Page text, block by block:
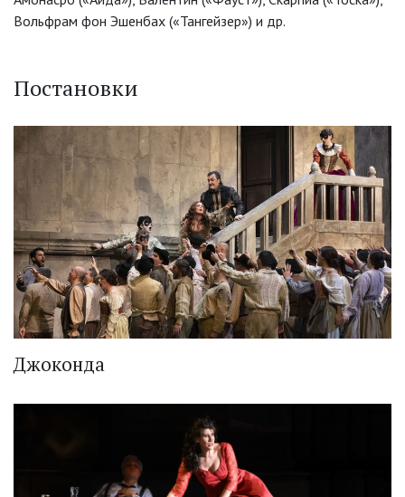
Вольфрам фон Эшенбах («Тангейзер») и др.
Постановки
Джоконда